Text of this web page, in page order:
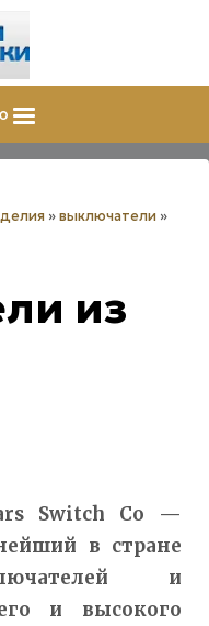
»выключатели »
из
Switch Со —
в стране
и
и высокого